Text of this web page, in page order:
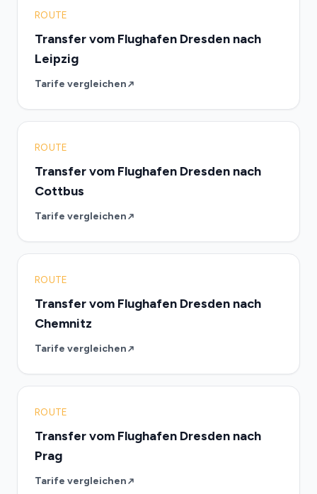
ROUTE
Transfer vom Flughafen Dresden nach
Leipzig
Tarife vergleichen
ROUTE
Transfer vom Flughafen Dresden nach
Cottbus
Tarife vergleichen
ROUTE
Transfer vom Flughafen Dresden nach
Chemnitz
Tarife vergleichen
ROUTE
Transfer vom Flughafen Dresden nach
Prag
Tarife vergleichen